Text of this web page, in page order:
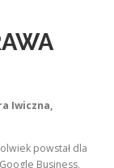
Iwiczna,
powstał dla
Business,